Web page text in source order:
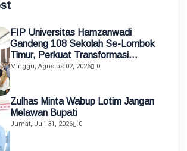
FIP Universitas Hamzanwadi
Gandeng 108 Sekolah Se-Lombok
Timur, Perkuat Transformasi
Pendidikan melalui Asistensi
Minggu, Agustus 02, 2026 0
Zulhas Minta Wabup Lotim Jangan
Melawan Bupati
Jumat, Juli 31, 2026 0